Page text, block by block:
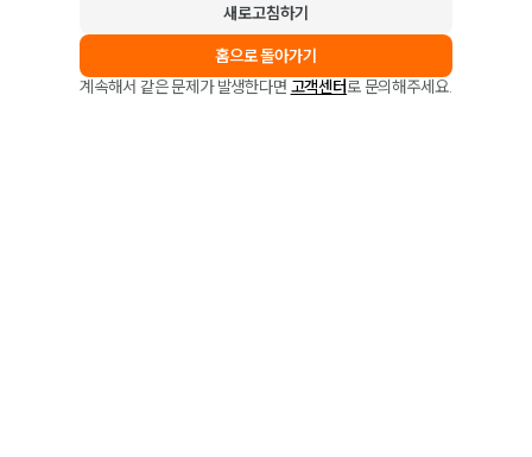
새로고침하기
홈으로 돌아가기
계속해서 같은 문제가 발생한다면 고객센터로 문의해주세요.